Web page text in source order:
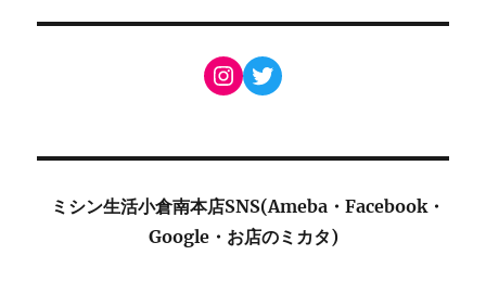
Instagram
Twitter
ミシン生活小倉南本店SNS(Ameba・Facebook・
Google・お店のミカタ)